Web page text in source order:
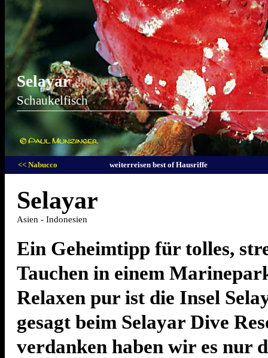
Selayar
Schaukelfisch
<< Nabucco weiterreisen best of Hausriffe
Selayar
Asien - Indonesien
Ein Geheimtipp für tolles,
Tauchen in einem
Relaxen pur ist die Insel
gesagt beim Selayar Dive
verdanken haben wir es nur